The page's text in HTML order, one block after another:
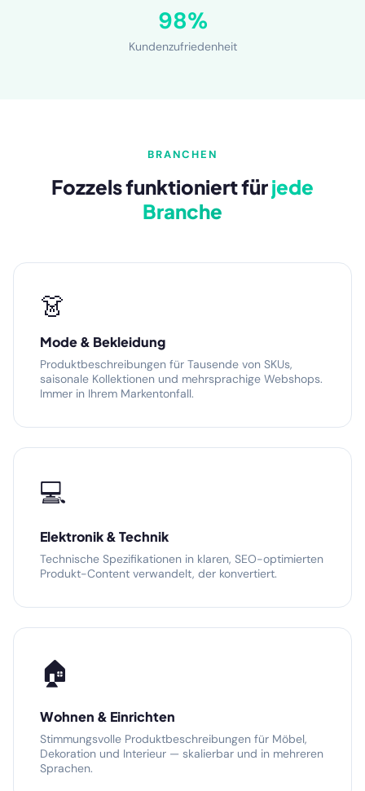
98%
Kundenzufriedenheit
BRANCHEN
Fozzels funktioniert fürjede
Branche
👗
Mode & Bekleidung
Produktbeschreibungen für Tausende von SKUs,
saisonale Kollektionen und mehrsprachige Webshops.
Immer in Ihrem Markentonfall.
💻
Elektronik & Technik
Technische Spezifikationen in klaren, SEO-optimierten
Produkt-Content verwandelt, der konvertiert.
🏠
Wohnen & Einrichten
Stimmungsvolle Produktbeschreibungen für Möbel,
Dekoration und Interieur — skalierbar und in mehreren
Sprachen.